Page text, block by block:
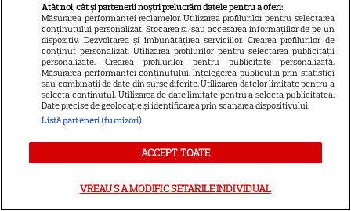
13
SKYSHOWTIME
Scarlett Johansson și Kristin
Scott Thomas, din nou mamă
și fiică pe ecran în „My
Mother's Wedding”. Când
apare filmul pe SkyShowtime
Jamie Campbell Bower, starul
Atât noi, cât și partenerii noștri prelucrăm datele pentru a oferi:
Măsurarea performanței reclamelor. Utilizarea profilurilor pentru selectarea
conținutului personalizat. Stocarea și/sau accesarea informațiilor de pe un
dispozitiv. Dezvoltarea și îmbunătățirea serviciilor. Crearea profilurilor de
conținut personalizat. Utilizarea profilurilor pentru selectarea publicității
personalizate. Crearea profilurilor pentru publicitate personalizată.
Măsurarea performanței conținutului. Înțelegerea publicului prin statistici
sau combinații de date din surse diferite. Utilizarea datelor limitate pentru a
selecta conținutul. Utilizarea de date limitate pentru a selecta publicitatea.
Date precise de geolocație și identificarea prin scanarea dispozitivului.
Listă parteneri (furnizori)
ACCEPT TOATE
VREAU SA MODIFIC SETARILE INDIVIDUAL